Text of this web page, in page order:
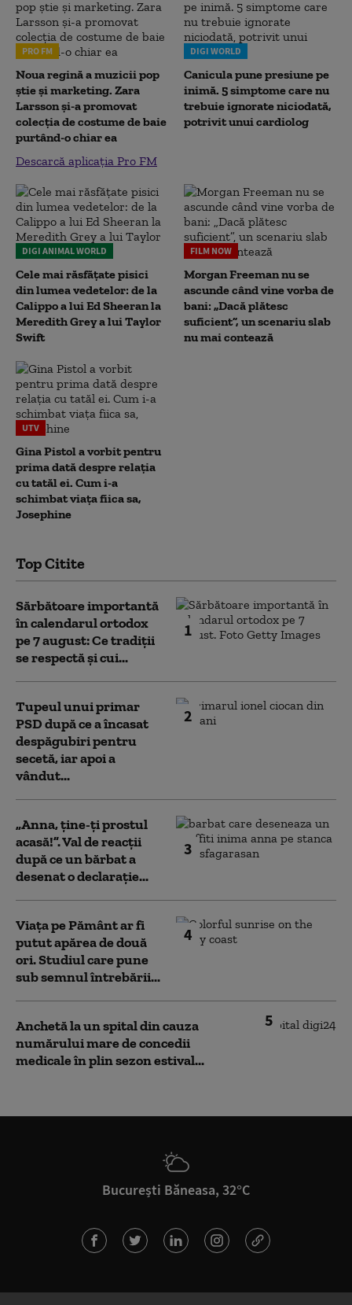
PRO FM
Noua regină a muzicii pop
știe și marketing. Zara
Larsson și-a promovat
colecția de costume de baie
purtând-o chiar ea
Descarcă aplicația Pro FM
DIGI WORLD
Canicula pune presiune pe
inimă. 5 simptome care nu
trebuie ignorate niciodată,
potrivit unui cardiolog
DIGI ANIMAL WORLD
Cele mai răsfățate pisici
din lumea vedetelor: de la
Calippo a lui Ed Sheeran la
Meredith Grey a lui Taylor
Swift
FILM NOW
Morgan Freeman nu se
ascunde când vine vorba de
bani: „Dacă plătesc
suficient”, un scenariu slab
nu mai contează
UTV
Gina Pistol a vorbit pentru
prima dată despre relația
cu tatăl ei. Cum i-a
schimbat viața fiica sa,
Josephine
Top Citite
1
Sărbătoare importantă
în calendarul ortodox
pe 7 august: Ce tradiții
se respectă și cui...
2
Tupeul unui primar
PSD după ce a încasat
despăgubiri pentru
secetă, iar apoi a
vândut...
3
„Anna, ţine-ţi prostul
acasă!”. Val de reacții
după ce un bărbat a
desenat o declarație...
4
Viața pe Pământ ar fi
putut apărea de două
ori. Studiul care pune
sub semnul întrebării...
5
Anchetă la un spital din cauza
numărului mare de concedii
medicale în plin sezon estival...
București Băneasa, 32°C